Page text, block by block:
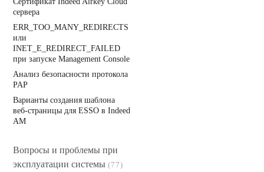
сервера
ERR_TOO_MANY_REDIRECTS
или
INET_E_REDIRECT_FAILED
при запуске Management Console
Анализ безопасности протокола
PAP
Варианты создания шаблона
веб-страницы для ESSO в Indeed
AM
Вопросы и проблемы при
эксплуатации системы (77)